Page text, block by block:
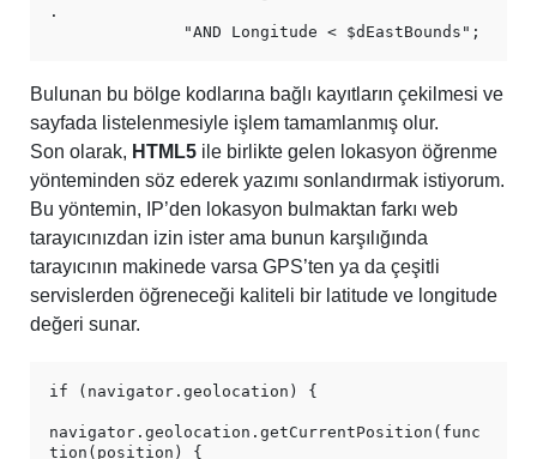
.
Bulunan bu bölge kodlarına bağlı kayıtların çekilmesi ve
sayfada listelenmesiyle işlem tamamlanmış olur.
Son olarak, HTML5 ile birlikte gelen lokasyon öğrenme
yönteminden söz ederek yazımı sonlandırmak istiyorum.
Bu yöntemin, IP’den lokasyon bulmaktan farkı web
tarayıcınızdan izin ister ama bunun karşılığında
tarayıcının makinede varsa GPS’ten ya da çeşitli
servislerden öğreneceği kaliteli bir latitude ve longitude
değeri sunar.
if (navigator.geolocation) {
navigator.geolocation.getCurrentPosition(func
tion(position) {